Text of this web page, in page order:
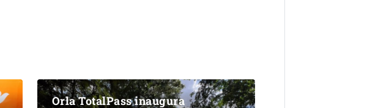
Orla TotalPass inaugura